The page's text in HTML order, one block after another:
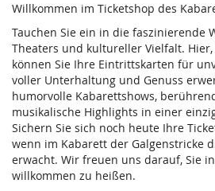
Willkommen im Ticketshop des
Tauchen Sie ein in die faszinierende
Theaters und kultureller Vielfalt.
können Sie Ihre Eintrittskarten für
voller Unterhaltung und Genuss
humorvolle Kabarettshows,
musikalische Highlights in einer
Sichern Sie sich noch heute Ihre
wenn im Kabarett der Galgenstricke
erwacht. Wir freuen uns darauf, Sie
willkommen zu heißen.